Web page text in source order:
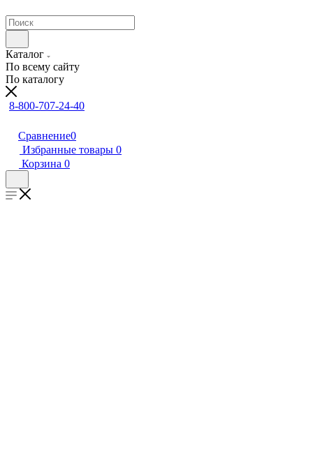
Каталог
По всему сайту
По каталогу
8-800-707-24-40
Сравнение0
Избранные товары 0
Корзина 0